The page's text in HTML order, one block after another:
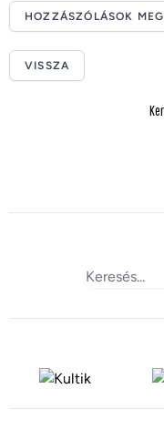
HOZZÁSZÓLÁSOK
VISSZA